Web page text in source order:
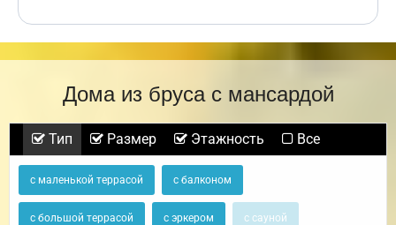
Дома из бруса с мансардой
Тип Размер Этажность Все
с маленькой террасой с балконом
с большой террасой с эркером с сауной